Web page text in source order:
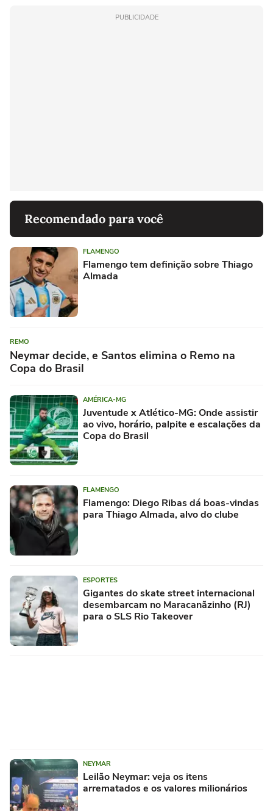
PUBLICIDADE
Recomendado para você
FLAMENGO
Flamengo tem definição sobre Thiago
Almada
REMO
Neymar decide, e Santos elimina o Remo na
Copa do Brasil
AMÉRICA-MG
Juventude x Atlético-MG: Onde assistir
ao vivo, horário, palpite e escalações da
Copa do Brasil
FLAMENGO
Flamengo: Diego Ribas dá boas-vindas
para Thiago Almada, alvo do clube
ESPORTES
Gigantes do skate street internacional
desembarcam no Maracanãzinho (RJ)
para o SLS Rio Takeover
NEYMAR
Leilão Neymar: veja os itens
arrematados e os valores milionários